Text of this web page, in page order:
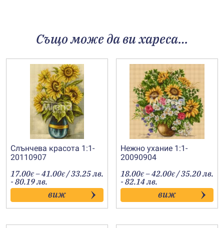
Също може да ви хареса…
Слънчева красота 1:1-
20110907
17.00€ –41.00€Price
range:
17.00€
through
41.00€
/ 33.25 лв.
- 80.19 лв.
виж
Нежно ухание 1:1-
20090904
18.00€ –42.00€Price
range:
18.00€
through
42.00€
/ 35.20 лв.
- 82.14 лв.
виж